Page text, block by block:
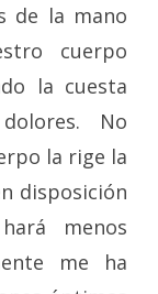
de la mano
cuerpo
la cuesta
No
la rige la
disposición
menos
me ha